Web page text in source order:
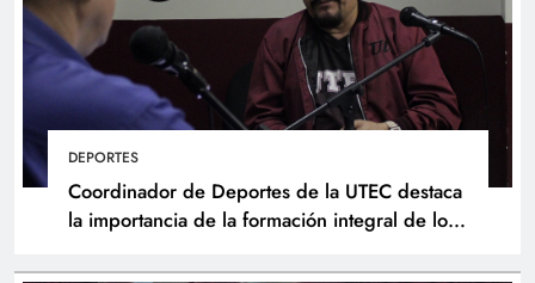
DEPORTES
Coordinador de Deportes de la UTEC destaca
la importancia de la formación integral de los